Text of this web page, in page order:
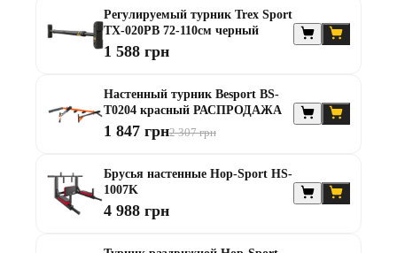
Штанги с w-образным грифом
Жилеты утяжелители
Штанги с гантелями
Диски та набори
Гантелі
Штанги
Штанги з гантелями та лавками
Грифи олімпійські
Тренувальні лавки
Стійки для грифів та дисків
Стійки для жиму лежачи
Регулируемый турник Trex Sport
TX-020PB 72-110см черный
1 588 грн
Настенный турник Besport BS-
T0204 красный РАСПРОДАЖА
1 847 грн2 307 грн
Брусья настенные Hop-Sport HS-
1007K
4 988 грн